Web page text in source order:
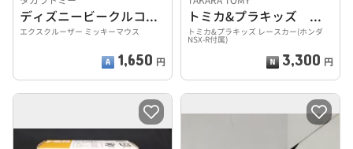
ディズニービークルコレクション
エクスクルーザー ミッキーマウス
1,650 円
トミカ&プラキッズ レースカー（ホンダ NSX-R付属）
トミカ&プラキッズ レースカー(ホンダ
NSX-R付属)
3,300 円